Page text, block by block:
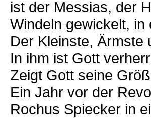
ist der Messias, der
Windeln gewickelt,
Der Kleinste, Ärmste
In ihm ist Gott
Zeigt Gott seine
Ein Jahr vor der
Rochus Spiecker in